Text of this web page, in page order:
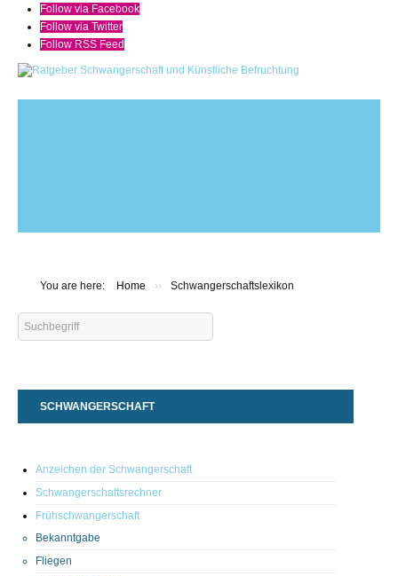
Follow via Facebook
Follow via Twitter
Follow RSS Feed
You are here: Home ›› Schwangerschaftslexikon
Search
...
SCHWANGERSCHAFT
Anzeichen der Schwangerschaft
Schwangerschaftsrechner
Frühschwangerschaft
Bekanntgabe
Fliegen